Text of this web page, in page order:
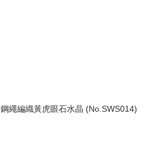
鋼繩編織黃虎眼石水晶 (No.SWS014)